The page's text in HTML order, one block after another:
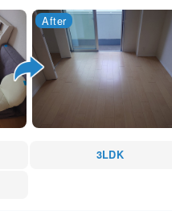
3LDK